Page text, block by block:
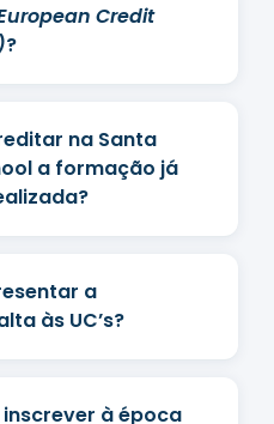
Credit
?
na Santa
a formação já
a
às UC’s?
à época